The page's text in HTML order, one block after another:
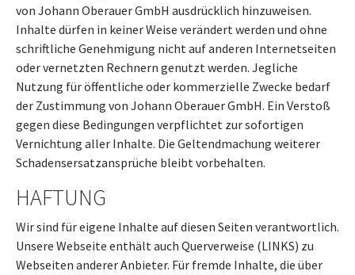
von Johann Oberauer GmbH ausdrücklich hinzuweisen.
Inhalte dürfen in keiner Weise verändert werden und ohne
schriftliche Genehmigung nicht auf anderen Internetseiten
oder vernetzten Rechnern genutzt werden. Jegliche
Nutzung für öffentliche oder kommerzielle Zwecke bedarf
der Zustimmung von Johann Oberauer GmbH. Ein Verstoß
gegen diese Bedingungen verpflichtet zur sofortigen
Vernichtung aller Inhalte. Die Geltendmachung weiterer
Schadensersatzansprüche bleibt vorbehalten.
HAFTUNG
Wir sind für eigene Inhalte auf diesen Seiten verantwortlich.
Unsere Webseite enthält auch Querverweise (LINKS) zu
Webseiten anderer Anbieter. Für fremde Inhalte, die über